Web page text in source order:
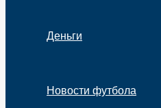
Деньги
Новости футбола